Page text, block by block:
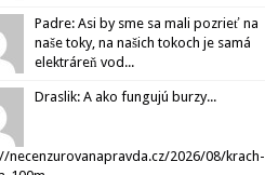
Padre: Asi by sme sa mali pozrieť na
naše toky, na našich tokoch je samá
elektráreň vod...
Draslik: A ako fungujú burzy...
necenzurovanapravda.cz/2026/08/krach-